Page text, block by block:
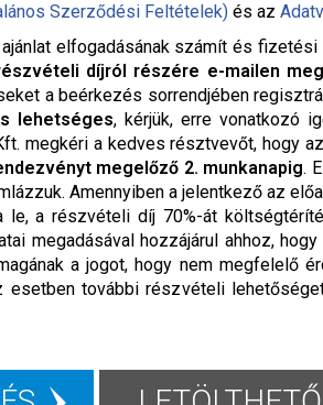
Szerződési Feltételek) és az
elfogadásának számít és
díjról részére e-mailen
a beérkezés sorrendjében
lehetséges, kérjük, erre vonatkozó
megkéri a kedves résztvevőt, hogy
megelőző 2. munkanapig.
Amennyiben a jelentkező az
le, a részvételi díj 70%-át
megadásával hozzájárul ahhoz,
a jogot, hogy nem megfelelő
további részvételi